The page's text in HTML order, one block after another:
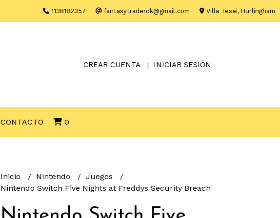
1138182357 fantasytraderok@gmail.com Villa Tesei, Hurlingham
CREAR CUENTA INICIAR SESIÓN
CONTACTO 0
Inicio Nintendo
Juegos
Nintendo Switch Five Nights at Freddys Security Breach